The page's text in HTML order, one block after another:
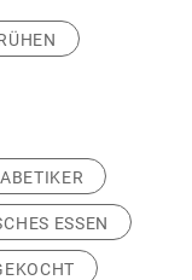
ESSEN